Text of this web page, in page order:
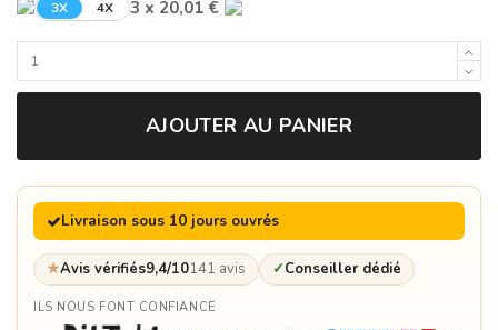
3X 4X 3 x 20,01 €
AJOUTER AU PANIER
Livraison sous 10 jours ouvrés
★Avis vérifiés9,4/10141 avis ✓Conseiller dédié
ILS NOUS FONT CONFIANCE